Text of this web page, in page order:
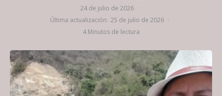
24 de julio de 2026 ·
Última actualización: 25 de julio de 2026 ·
4 Minutos de lectura